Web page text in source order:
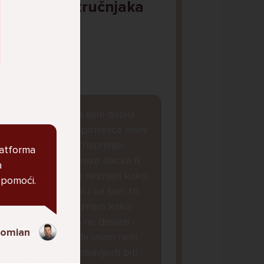
Pitaj Stručnjaka
obavjest koja ke potresča meni
je svasta dolazilo naprimjer
koje zele se je**ti neznam kako
stalno micala i neznam kako
naoraviti da mi to ne doslazi i
sada mi je doslo da imam neki